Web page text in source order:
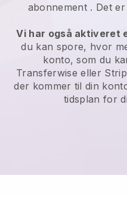
abonnement . Det
Vi har også aktiveret
du kan spore, hvor
konto, som du
Transferwise eller
der kommer til din
tidsplan for